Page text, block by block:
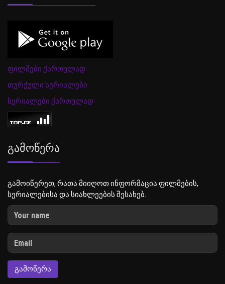
ფილმები ქართულად
თურქული სერიალები
სერიალები ქართულად
Გამოწერა
გამოიწერეთ, რათა მიიღოთ ინფორმაცია ფილმების,
სერიალებისა და სიახლეების შესახებ.
ᲒᲐᲛᲝᲬᲔᲠᲐ